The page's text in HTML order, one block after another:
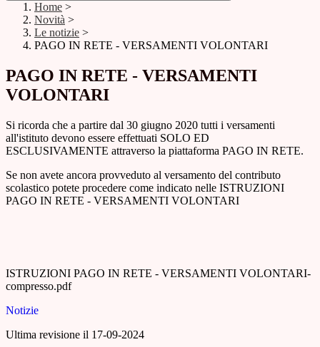
Home >
Novità >
Le notizie >
PAGO IN RETE - VERSAMENTI VOLONTARI
PAGO IN RETE - VERSAMENTI
VOLONTARI
Si ricorda che a partire dal 30 giugno 2020 tutti i versamenti
all'istituto devono essere effettuati SOLO ED
ESCLUSIVAMENTE attraverso la piattaforma PAGO IN RETE.
Se non avete ancora provveduto al versamento del contributo
scolastico potete procedere come indicato nelle ISTRUZIONI
PAGO IN RETE - VERSAMENTI VOLONTARI
ISTRUZIONI PAGO IN RETE - VERSAMENTI VOLONTARI-
compresso.pdf
Notizie
Ultima revisione il 17-09-2024